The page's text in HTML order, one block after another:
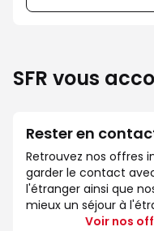
SFR vous
Rester en
Retrouvez nos offres
garder le contact
l'étranger ainsi que
mieux un séjour à
Voir nos